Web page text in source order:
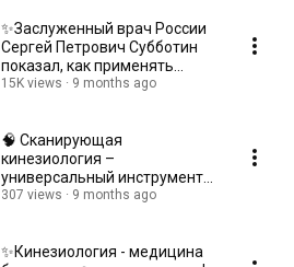
✨Заслуженный врач России
Сергей Петрович Субботин
показал, как применять
сканирующую кинезиологию.
15K views 9 months ago
🧠 Сканирующая
кинезиология –
универсальный инструмент
диагностики и коррекции
307 views 9 months ago
✨Кинезиология - медицина